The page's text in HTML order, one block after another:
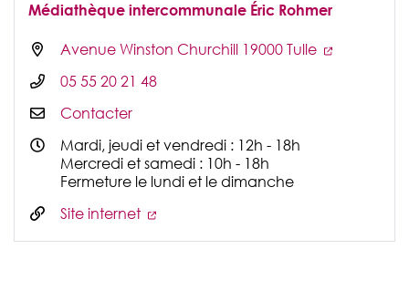
Médiathèque intercommunale Éric Rohmer
Avenue Winston Churchill 19000 Tulle
05 55 20 21 48
Contacter
Mardi, jeudi et vendredi : 12h - 18h
Mercredi et samedi : 10h - 18h
Fermeture le lundi et le dimanche
Site internet